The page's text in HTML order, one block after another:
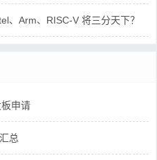
、Arm、RISC-V 将三分天下？
申请
总